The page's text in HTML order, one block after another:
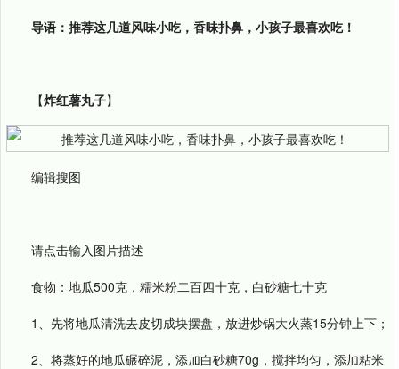
导语：推荐这几道风味小吃，香味扑鼻，小孩子最喜欢吃！
【炸红薯丸子】
编辑搜图
请点击输入图片描述
食物：地瓜500克，糯米粉二百四十克，白砂糖七十克
1、先将地瓜清洗去皮切成块摆盘，放进炒锅大火蒸15分钟上下；
2、将蒸好的地瓜碾碎泥，添加白砂糖70g，搅拌均匀，添加粘米